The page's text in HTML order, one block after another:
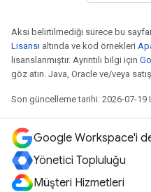
Aksi belirtilmediği sürece bu
Lisansı altında ve kod örnekleri
lisanslanmıştır. Ayrıntılı bilgi için
göz atın. Java, Oracle ve/veya
Son güncelleme tarihi: 2026-07-19
Google Workspace'i
Yönetici Topluluğu
Müşteri Hizmetleri